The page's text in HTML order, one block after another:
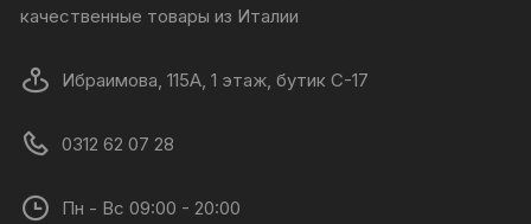
качественные товары из Италии
Ибраимова, 115А, 1 этаж, бутик C-17
0312 62 07 28
Пн - Вс 09:00 - 20:00